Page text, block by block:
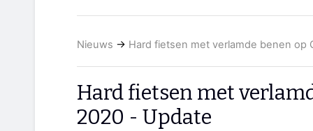
Nieuws → Hard fietsen met verlamde benen op
Hard fietsen met
2020 - Update